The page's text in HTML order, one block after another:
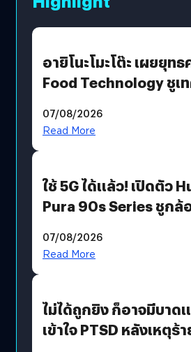
อายิโนะโมะโต๊ะ เผยยุท
Food Technology ชูเ
บริโภคและ B2B
07/08/2026
Read More
ใช้ 5G ได้แล้ว! เปิดตัว
Pura 90s Series ชูกล้
07/08/2026
Read More
ไม่ได้ถูกยิง ก็อาจมีบาด
เข้าใจ PTSD หลังเหตุร้